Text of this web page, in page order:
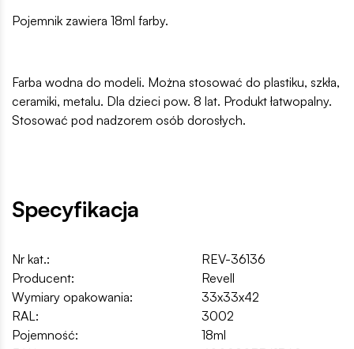
Pojemnik zawiera 18ml farby.
Farba wodna do modeli. Można stosować do plastiku, szkła,
ceramiki, metalu. Dla dzieci pow. 8 lat. Produkt łatwopalny.
Stosować pod nadzorem osób dorosłych.
Specyfikacja
Nr kat.:
REV-36136
Producent:
Revell
Wymiary opakowania:
33x33x42
RAL:
3002
Pojemność:
18ml